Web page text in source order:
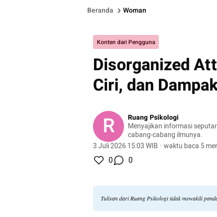
Beranda Woman
Konten dari Pengguna
Disorganized
Ciri, dan
R
Ruang Psikologi
Menyajikan informasi
cabang-cabang ilmunya.
3 Juli 2026 15:03 WIB · waktu baca 5
0 0
Tulisan dari Ruang Psikologi tidak mewakili